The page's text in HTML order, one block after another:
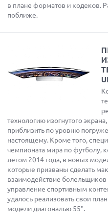
в плане форматов и кодеков.
поближе.
технологию изогнутого
приблизить по уровню
настоящему. Кроме того,
чемпионата мира по футболу,
летом 2014 года, в новых
которые призваны сделать
взаимодействие
управление спортивным
удалось реализовать свои
модели диагональю 55".